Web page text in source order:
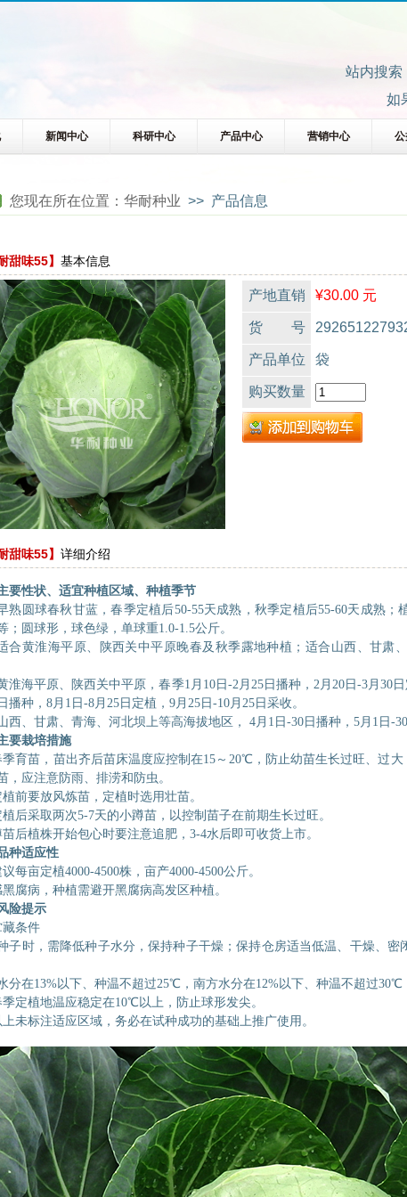
站内搜索
如
新闻中心 科研中心 产品中心 营销中心 公
您现在所在位置： 华耐种业 >> 产品信息
甜味55】 基本信息
产地直销 ¥30.00 元
货 号
产品单位 袋
购买数量
甜味55】 详细介绍
要性状、适宜种植区域、种植季节
熟圆球春秋甘蓝，春季定植后50-55天成熟，秋季定植后55-60天成熟
；圆球形，球色绿，单球重1.0-1.5公斤。
合黄淮海平原、陕西关中平原晚春及秋季露地种植；适合山西、甘肃
淮海平原、陕西关中平原，春季1月10日-2月25日播种，2月20日-3月30
播种，8月1日-8月25日定植，9月25日-10月25日采收。
西、甘肃、青海、河北坝上等高海拔地区，
4月1日-30日播种，5月1日-
要栽培措施
季育苗，苗出齐后苗床温度应控制在15～20℃，防止幼苗生长过旺、过
，应注意防雨、排涝和防虫。
植前要放风炼苗，定植时选用壮苗。
植后采取两次5-7天的小蹲苗，以控制苗子在前期生长过旺。
苗后植株开始包心时要注意追肥， 3-4水后即可收货上市。
种适应性
议每亩定植4000-4500株，亩产4000-4500公斤。
黑腐病，种植需避开黑腐病高发区种植。
险提示
藏条件
子时，需降低种子水分，保持种子干燥；保持仓房适当低温、干燥、密
分在13%以下、种温不超过25℃，南方水分在12%以下、种温不超过30℃
季定植地温应稳定在10℃以上，防止球形发尖。
上未标注适应区域，务必在试种成功的基础上推广使用。